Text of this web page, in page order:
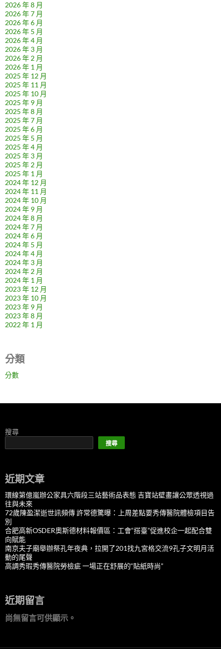
2026 年 8 月
2026 年 7 月
2026 年 6 月
2026 年 5 月
2026 年 4 月
2026 年 3 月
2026 年 2 月
2026 年 1 月
2025 年 12 月
2025 年 11 月
2025 年 10 月
2025 年 9 月
2025 年 8 月
2025 年 7 月
2025 年 6 月
2025 年 5 月
2025 年 4 月
2025 年 3 月
2025 年 2 月
2025 年 1 月
2024 年 12 月
2024 年 11 月
2024 年 10 月
2024 年 9 月
2024 年 8 月
2024 年 7 月
2024 年 6 月
2024 年 5 月
2024 年 4 月
2024 年 3 月
2024 年 2 月
2024 年 1 月
2023 年 12 月
2023 年 10 月
2023 年 9 月
2023 年 8 月
2022 年 1 月
分類
分數
搜尋
搜尋
近期文章
環線第億嵐辦公家具六階段三站藝術品表態 吉寶站壁畫讓公眾透視過
往與未來
72歲陳盈潔逝世訊頻傳 許常德驚曝：上周差點要秀傳醫院體檢項目告
別
合肥高新OSDER奧斯德材料報價區：工會“搭臺”促進校企一起配合雙
向賦能
南京夫子廟舉辦祭孔年夜典，拉開了201找九宮格交流9孔子文明月活
動的尾聲
高調秀瑕秀傳醫院勞檢疵 一場正在舒展的“貼紙時尚”
近期留言
尚無留言可供顯示。